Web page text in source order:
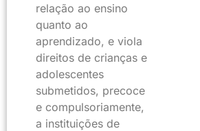
relação ao ensino
quanto ao
aprendizado, e viola
direitos de crianças e
adolescentes
submetidos, precoce
e compulsoriamente,
a instituições de